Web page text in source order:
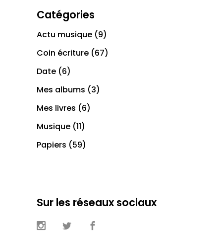
Catégories
Actu musique (9)
Coin écriture (67)
Date (6)
Mes albums (3)
Mes livres (6)
Musique (11)
Papiers (59)
Sur les réseaux sociaux